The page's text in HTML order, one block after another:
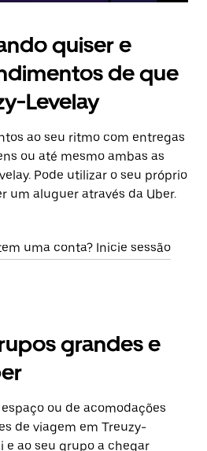
quiser e
de que
Levelay
ao seu ritmo com entregas
ou até mesmo ambas as
Pode utilizar o seu próprio
um aluguer através da Uber.
uma conta? Inicie sessão
grandes e
ou de acomodações
de viagem em Treuzy-
e ao seu grupo a chegar